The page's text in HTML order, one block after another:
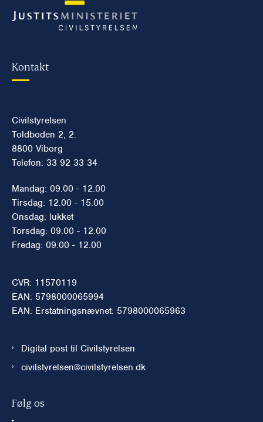
Kontakt
Civilstyrelsen
Toldboden 2, 2.
8800 Viborg
Telefon: 33 92 33 34
Mandag: 09.00 - 12.00
Tirsdag: 12.00 - 15.00
Onsdag: lukket
Torsdag: 09.00 - 12.00
Fredag: 09.00 - 12.00
CVR: 11570119
EAN: 5798000065994
EAN: Erstatningsnævnet: 5798000065963
Digital post til Civilstyrelsen
civilstyrelsen@civilstyrelsen.dk
Følg os